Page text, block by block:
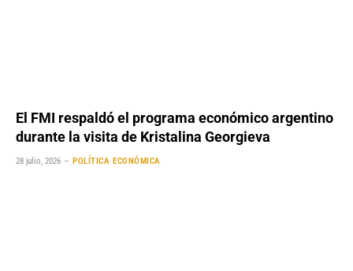
El FMI respaldó el programa económico argentino
durante la visita de Kristalina Georgieva
28 julio, 2026 POLÍTICA ECONÓMICA